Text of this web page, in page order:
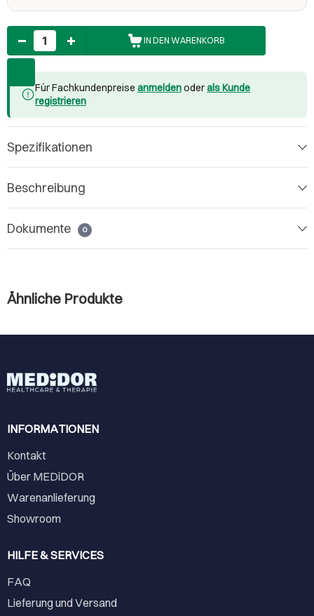
Anzahl
IN DEN WARENKORB
Für Fachkundenpreise anmeldenoderals Kunde
registrieren
Spezifikationen
Beschreibung
Dokumente 0
Ähnliche Produkte
INFORMATIONEN
Kontakt
Über MEDiDOR
Warenanlieferung
Showroom
HILFE & SERVICES
FAQ
Lieferung und Versand